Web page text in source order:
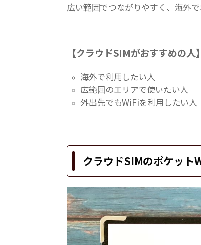
広い範囲でつながりやすく、海外
【クラウドSIMがおすすめの人】
海外で利用したい人
広範囲のエリアで使いたい人
外出先でもWiFiを利用したい人
クラウドSIMのポケット